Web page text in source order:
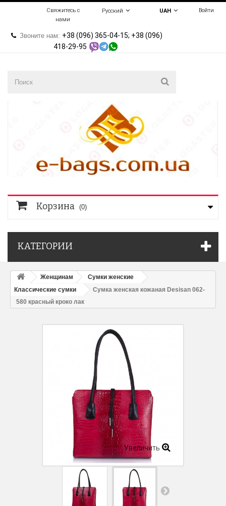
Войти
UAH
Русский
Свяжитесь с
нами
Звоните нам: +38 (096) 365-04-15; +38 (096)
418-29-95
Корзина (0)
КАТЕГОРИИ
Женщинам
Сумки женские
Классические сумки
Сумка женская кожаная Desisan 062-
580 красный кроко лак
Увеличить